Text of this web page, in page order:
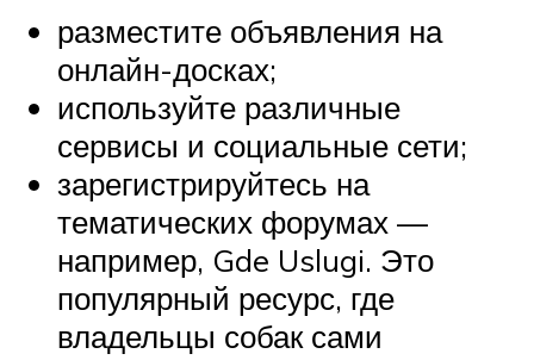
разместите объявления на
онлайн-досках;
используйте различные
сервисы и социальные сети;
зарегистрируйтесь на
тематических форумах —
например, Gde Uslugi. Это
популярный ресурс, где
владельцы собак сами